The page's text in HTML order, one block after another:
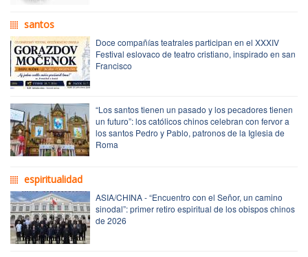
santos
Doce compañías teatrales participan en el XXXIV
Festival eslovaco de teatro cristiano, inspirado en san
Francisco
“Los santos tienen un pasado y los pecadores tienen
un futuro”: los católicos chinos celebran con fervor a
los santos Pedro y Pablo, patronos de la Iglesia de
Roma
espiritualidad
ASIA/CHINA - “Encuentro con el Señor, un camino
sinodal”: primer retiro espiritual de los obispos chinos
de 2026